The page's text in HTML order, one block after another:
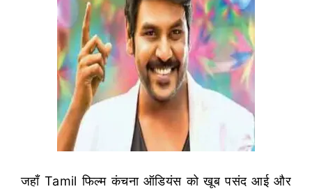
जहाँ Tamil फिल्म कंचना ऑडियंस को खूब पसंद आई और